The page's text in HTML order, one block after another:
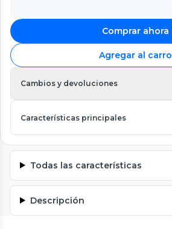
Comprar ahora
Agregar al carro
Cambios y devoluciones
Características principales
Todas las características
Descripción